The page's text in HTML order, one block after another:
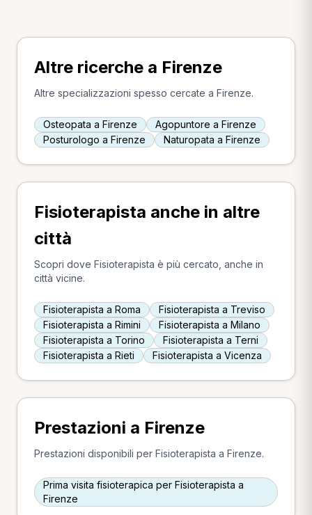
Altre ricerche a Firenze
Altre specializzazioni spesso cercate a Firenze.
Osteopata a Firenze
Agopuntore a Firenze
Posturologo a Firenze
Naturopata a Firenze
Fisioterapista anche in altre
città
Scopri dove Fisioterapista è più cercato, anche in
città vicine.
Fisioterapista a Roma
Fisioterapista a Treviso
Fisioterapista a Rimini
Fisioterapista a Milano
Fisioterapista a Torino
Fisioterapista a Terni
Fisioterapista a Rieti
Fisioterapista a Vicenza
Prestazioni a Firenze
Prestazioni disponibili per Fisioterapista a Firenze.
Prima visita fisioterapica per Fisioterapista a
Firenze